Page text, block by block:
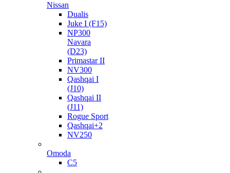
Nissan
Dualis
Juke I (F15)
NP300
Navara
(D23)
Primastar II
NV300
Qashqai I
(J10)
Qashqai II
(J11)
Rogue Sport
Qashqai+2
NV250
Omoda
C5